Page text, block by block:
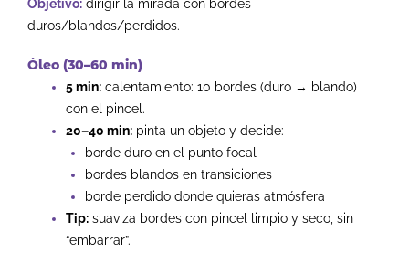
Objetivo: dirigir la mirada con bordes
duros/blandos/perdidos.
Óleo (30–60 min)
5 min: calentamiento: 10 bordes (duro → blando)
con el pincel.
20–40 min: pinta un objeto y decide:
borde duro en el punto focal
bordes blandos en transiciones
borde perdido donde quieras atmósfera
Tip: suaviza bordes con pincel limpio y seco, sin
“embarrar”.